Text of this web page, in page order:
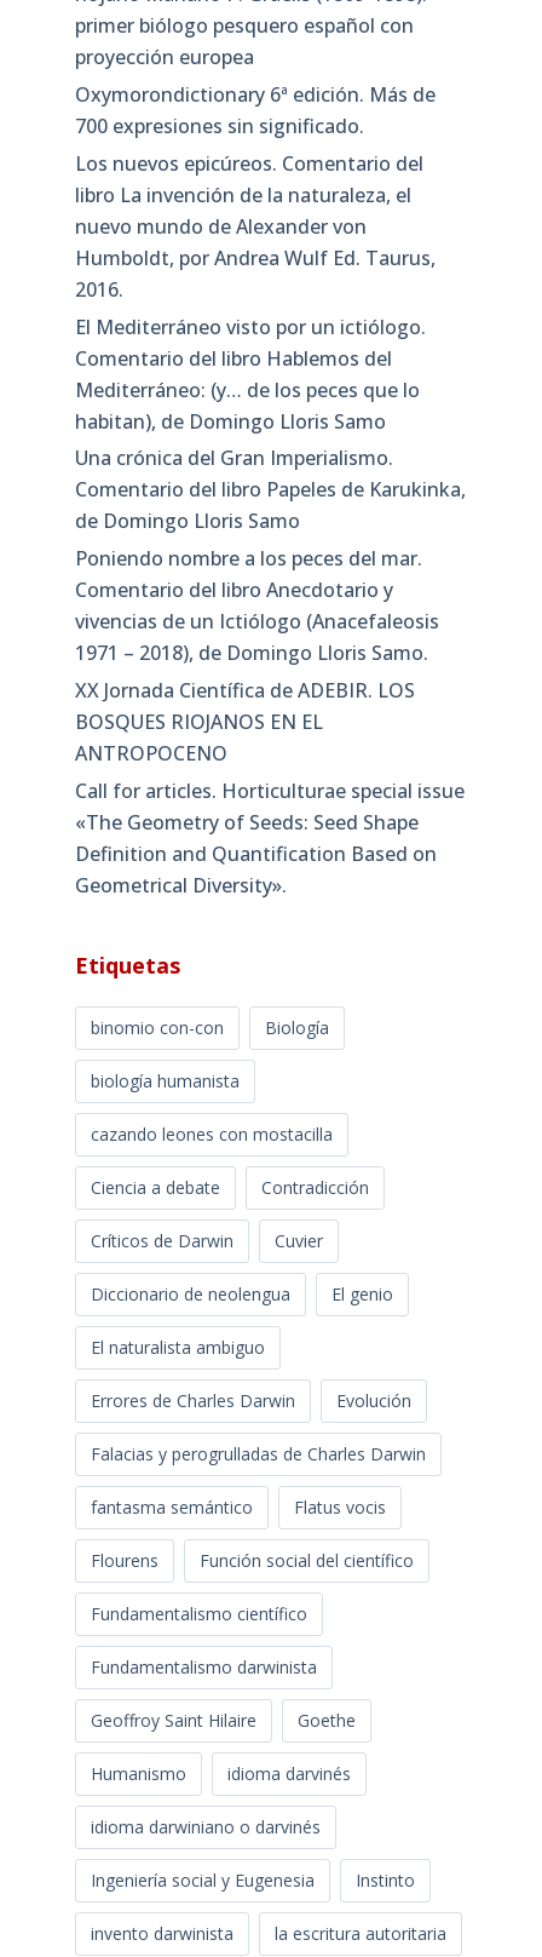
primer biólogo pesquero español con
proyección europea
Oxymorondictionary 6ª edición. Más de
700 expresiones sin significado.
Los nuevos epicúreos. Comentario del
libro La invención de la naturaleza, el
nuevo mundo de Alexander von
Humboldt, por Andrea Wulf Ed. Taurus,
2016.
El Mediterráneo visto por un ictiólogo.
Comentario del libro Hablemos del
Mediterráneo: (y… de los peces que lo
habitan), de Domingo Lloris Samo
Una crónica del Gran Imperialismo.
Comentario del libro Papeles de Karukinka,
de Domingo Lloris Samo
Poniendo nombre a los peces del mar.
Comentario del libro Anecdotario y
vivencias de un Ictiólogo (Anacefaleosis
1971 – 2018), de Domingo Lloris Samo.
XX Jornada Científica de ADEBIR. LOS
BOSQUES RIOJANOS EN EL
ANTROPOCENO
Call for articles. Horticulturae special issue
«The Geometry of Seeds: Seed Shape
Definition and Quantification Based on
Geometrical Diversity»​.
Etiquetas
binomio con-con Biología
biología humanista
cazando leones con mostacilla
Ciencia a debate Contradicción
Críticos de Darwin Cuvier
Diccionario de neolengua El genio
El naturalista ambiguo
Errores de Charles Darwin Evolución
Falacias y perogrulladas de Charles Darwin
fantasma semántico Flatus vocis
Flourens Función social del científico
Fundamentalismo científico
Fundamentalismo darwinista
Geoffroy Saint Hilaire Goethe
Humanismo idioma darvinés
idioma darwiniano o darvinés
Ingeniería social y Eugenesia Instinto
invento darwinista la escritura autoritaria